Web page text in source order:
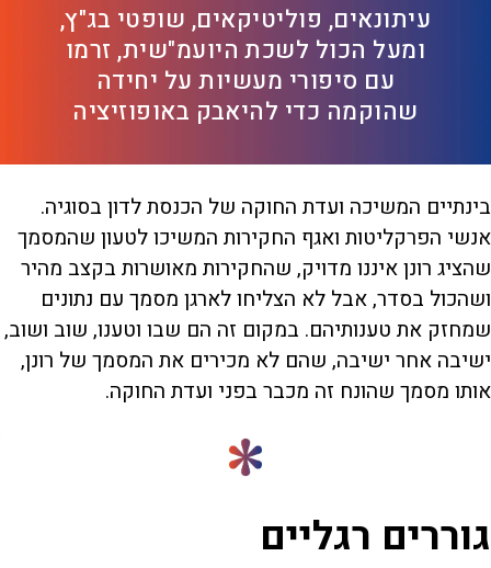
עיתונאים, פוליטיקאים, שופטי בג"ץ,
ומעל הכול לשכת היועמ"שית, זרמו
עם סיפורי מעשיות על יחידה
שהוקמה כדי להיאבק באופוזיציה
בינתיים המשיכה ועדת החוקה של הכנסת לדון בסוגיה.
אנשי הפרקליטות ואגף החקירות המשיכו לטעון שהמסמך
שהציג רונן איננו מדויק, שהחקירות מאושרות בקצב מהיר
ושהכול בסדר, אבל לא הצליחו לארגן מסמך עם נתונים
שמחזק את טענותיהם. במקום זה הם שבו וטענו, שוב ושוב,
ישיבה אחר ישיבה, שהם לא מכירים את המסמך של רונן,
אותו מסמך שהונח זה מכבר בפני ועדת החוקה.
גוררים רגליים